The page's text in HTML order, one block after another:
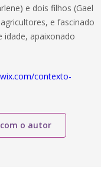
e dois filhos (Gael
e fascinado
idade, apaixonado
contexto-
com o autor